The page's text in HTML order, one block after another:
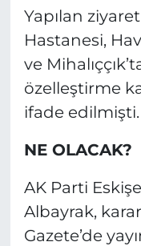
Yapılan
Hastanesi,
ve
özelleştirme
ifade edilmişti.
NE OLACAK?
AK Parti
Albayrak,
Gazete’de